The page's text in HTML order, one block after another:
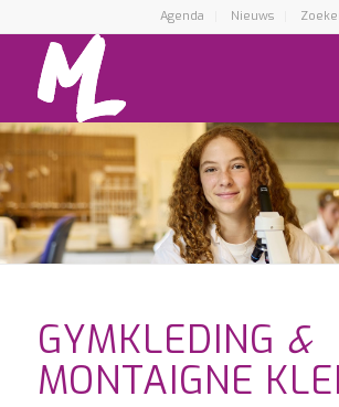
Agenda Nieuws
GYMKLEDING &
MONTAIGNE